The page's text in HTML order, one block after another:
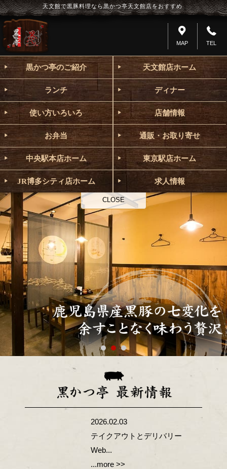
天文館で黒豚料理なら黒かつ亭天文館店をおすすめ
MAP TEL
黒かつ亭のご紹介 天文館店ホーム
ランチ ディナー
使い方いろいろ 店舗情報
お弁当 通販・お取り寄せ
中央駅本店ホーム 東京駅店ホーム
JR博多シティ店ホーム 求人情報
2026.02.03
テイクアウトとデリバリー
Web...
...more >>